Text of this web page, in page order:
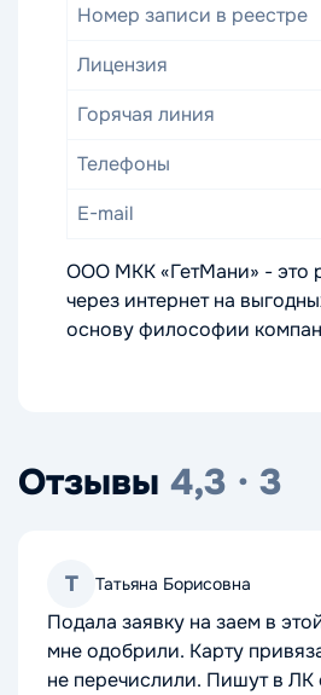
Номер записи в реестре
Лицензия
Горячая линия
Телефоны
E-mail
ООО МКК «ГетМани» - это
через интернет на
основу философии
Отзывы 4,3 · 3
Т Татьяна Борисовна
Подала заявку на заем в
мне одобрили. Карту
не перечислили. Пишут в ЛК